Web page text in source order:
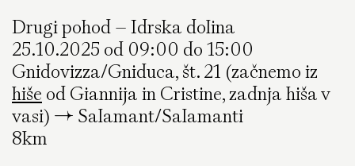
Drugi pohod – Idrska dolina
25.10.2025 od 09:00 do 15:00
Gnidovizza/Gniduca, št. 21 (začnemo iz
hiše od Giannija in Cristine, zadnja hiša v
vasi) → Salamant/Salamanti
8km